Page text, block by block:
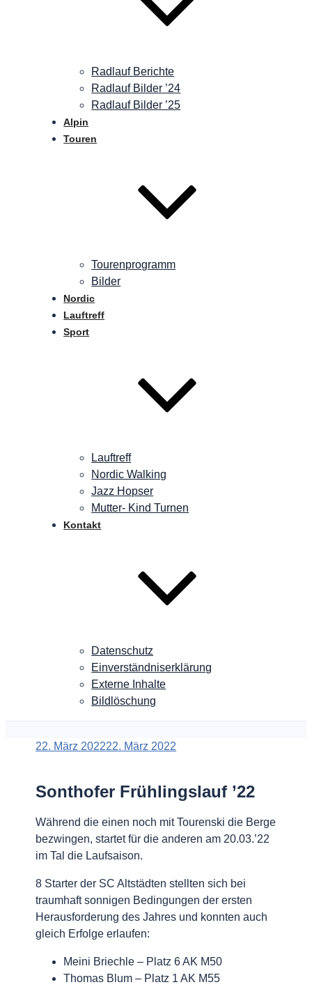
Radlauf Berichte
Radlauf Bilder ’24
Radlauf Bilder ’25
Alpin
Touren
Tourenprogramm
Bilder
Nordic
Lauftreff
Sport
Lauftreff
Nordic Walking
Jazz Hopser
Mutter- Kind Turnen
Kontakt
Datenschutz
Einverständniserklärung
Externe Inhalte
Bildlöschung
Veröffentlicht
22. März 202222. März 2022
Sonthofer Frühlingslauf ’22
Während die einen noch mit Tourenski die Berge
bezwingen, startet für die anderen am 20.03.’22
im Tal die Laufsaison.
8 Starter der SC Altstädten stellten sich bei
traumhaft sonnigen Bedingungen der ersten
Herausforderung des Jahres und konnten auch
gleich Erfolge erlaufen:
Meini Briechle – Platz 6 AK M50
Thomas Blum – Platz 1 AK M55